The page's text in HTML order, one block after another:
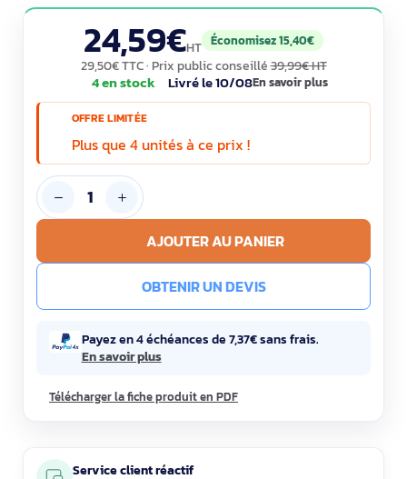
24,59€HT Économisez 15,40€
29,50€ TTC· Prix public conseillé39,99€ HT
4 en stock Livré le 10/08En savoir plus
OFFRE LIMITÉE
Plus que 4 unités à ce prix !
AJOUTER AU PANIER
OBTENIR UN DEVIS
Payez en 4 échéances de 7,37€ sans frais.
En savoir plus
Télécharger la fiche produit en PDF
Service client réactif